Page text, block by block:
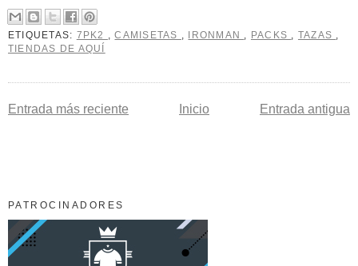
ETIQUETAS: 7PK2 ,CAMISETAS , IRONMAN , PACKS , TAZAS ,
TIENDAS DE AQUÍ
Entrada más reciente Entrada antigua
Inicio
PATROCINADORES